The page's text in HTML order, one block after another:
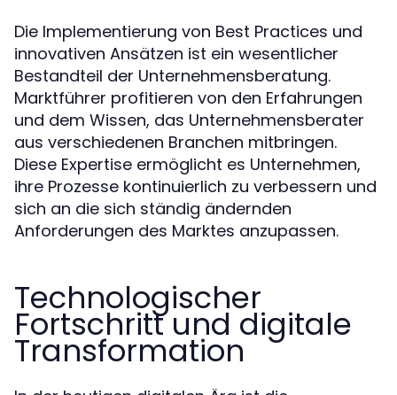
Die Implementierung von Best Practices und
innovativen Ansätzen ist ein wesentlicher
Bestandteil der Unternehmensberatung.
Marktführer profitieren von den Erfahrungen
und dem Wissen, das Unternehmensberater
aus verschiedenen Branchen mitbringen.
Diese Expertise ermöglicht es Unternehmen,
ihre Prozesse kontinuierlich zu verbessern und
sich an die sich ständig ändernden
Anforderungen des Marktes anzupassen.
Technologischer
Fortschritt und digitale
Transformation